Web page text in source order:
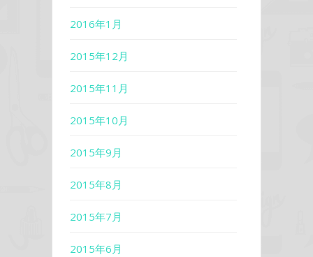
2016年1月
2015年12月
2015年11月
2015年10月
2015年9月
2015年8月
2015年7月
2015年6月